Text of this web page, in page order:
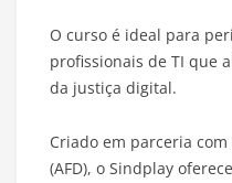
O curso é ideal para
profissionais de TI que
da justiça digital.
Criado em parceria
(AFD), o Sindplay